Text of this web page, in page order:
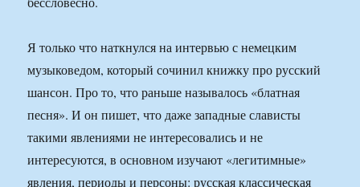
Я только что наткнулся на интервью с немецким
музыковедом, который сочинил книжку про русский
шансон. Про то, что раньше называлось «блатная
песня». И он пишет, что даже западные слависты
такими явлениями не интересовались и не
интересуются, в основном изучают «легитимные»
явления, периоды и персоны: русская классическая